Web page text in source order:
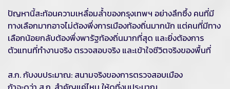
ปัญหานี้สะท้อนความเหลื่อมล้ำของกรุงเทพฯ อย่างลึกซึ้ง คนที่มี
ทางเลือกมากอาจไม่ต้องพึ่งการเมืองท้องถิ่นมากนัก แต่คนที่มีทาง
เลือกน้อยกลับต้องพึ่งพารัฐท้องถิ่นมากที่สุด และยิ่งต้องการ
ตัวแทนที่ทำงานจริง ตรวจสอบจริง และเข้าใจชีวิตจริงของพื้นที่
ส.ก. กับงบประมาณ: สนามจริงของการตรวจสอบเมือง